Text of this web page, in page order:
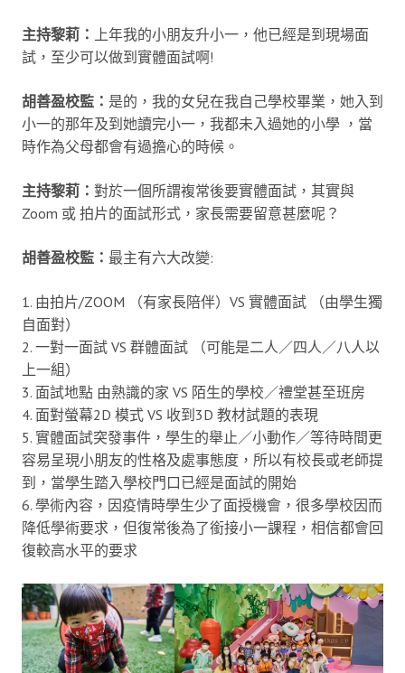
主持黎莉：
上年我的小朋友升小一，他已經是到現場面
試，至少可以做到實體面試啊!
胡善盈校監： 是的，我的女兒在我自己學校畢業，她入到
小一的那年及到她讀完小一，我都未入過她的小學 ，當
時作為父母都會有過擔心的時候。
主持黎莉： 對於一個所謂複常後要實體面試，其實與
Zoom 或 拍片的面試形式，家長需要留意甚麼呢？
胡善盈校監： 最主有六大改變:
1. 由拍片/ZOOM （有家長陪伴）VS 實體面試 （由學生獨
自面對）
2. 一對一面試 VS 群體面試 （可能是二人／四人／八人以
上一組）
3. 面試地點 由熟識的家 VS 陌生的學校／禮堂甚至班房
4. 面對螢幕2D 模式 VS 收到3D 教材試題的表現
5. 實體面試突發事件，學生的舉止／小動作／等待時間更
容易呈現小朋友的性格及處事態度，所以有校長或老師提
到，當學生踏入學校門口已經是面試的開始
6. 學術內容，因疫情時學生少了面授機會，很多學校因而
降低學術要求，但復常後為了銜接小一課程，相信都會回
復較高水平的要求